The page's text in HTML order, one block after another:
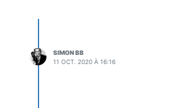
SIMON BB
11 OCT. 2020 À 16:16